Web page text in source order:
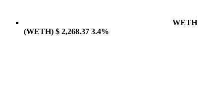
WETH
(WETH) $ 2,268.37 3.4%